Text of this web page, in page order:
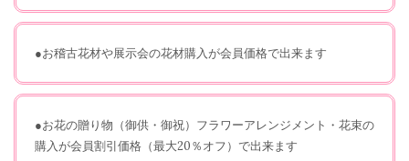
●お稽古花材や展示会の花材購入が会員価格で出来ます
●お花の贈り物（御供・御祝）フラワーアレンジメント・花束の
購入が会員割引価格（最大20％オフ）で出来ます